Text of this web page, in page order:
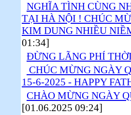
NGHĨA TÌNH CÙNG
TẠI HÀ NỘI ! CHÚC
KIM DUNG NHIỀU
01:34]
ĐỪNG LÃNG PHÍ
CHÚC MỪNG NGÀY
15-6-2025 - HAPPY
CHÀO MỪNG NGÀY
[01.06.2025 09:24]